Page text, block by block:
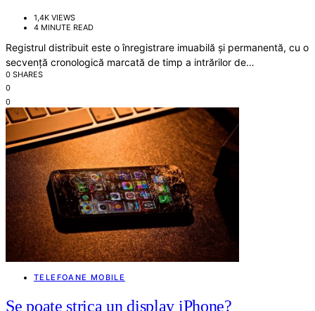
1,4K VIEWS
4 MINUTE READ
Registrul distribuit este o înregistrare imuabilă și permanentă, cu o
secvență cronologică marcată de timp a intrărilor de…
0 SHARES
0
0
TELEFOANE MOBILE
Se poate strica un display iPhone?